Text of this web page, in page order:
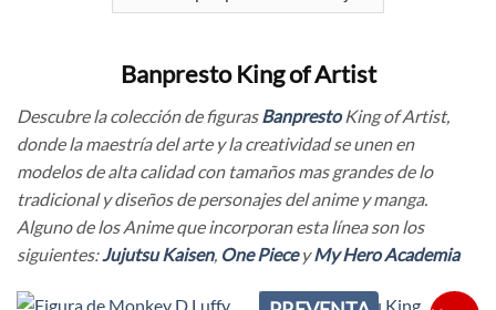
Banpresto King of Artist
Descubre la colección de figurasBanprestoKing of Artist,
donde la maestría del arte y la creatividad se unen en
modelos de alta calidad con tamaños mas grandes de lo
tradicional y diseños de personajes del anime y manga.
Alguno de los Anime que incorporan esta línea son los
siguientes:Jujutsu Kaisen, One PieceyMy Hero Academia